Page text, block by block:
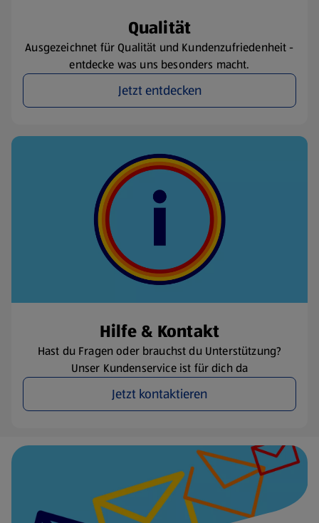
Qualität
Ausgezeichnet für Qualität und Kundenzufriedenheit -
entdecke was uns besonders macht.
Jetzt entdecken
Hilfe & Kontakt
Hast du Fragen oder brauchst du Unterstützung?
Unser Kundenservice ist für dich da
Jetzt kontaktieren